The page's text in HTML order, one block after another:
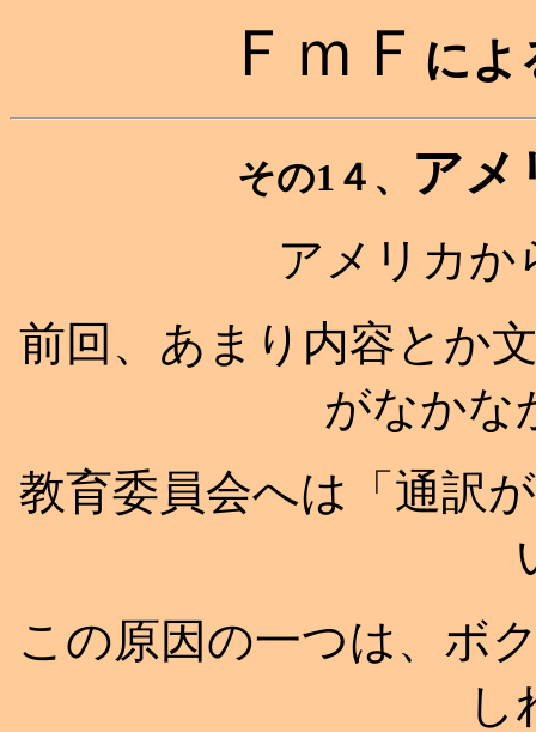
ＦｍＦ によ
その1４、 アメ
アメリカか
前回、あまり内容とか
がなかな
教育委員会へは「通訳
この原因の一つは、ボ
し